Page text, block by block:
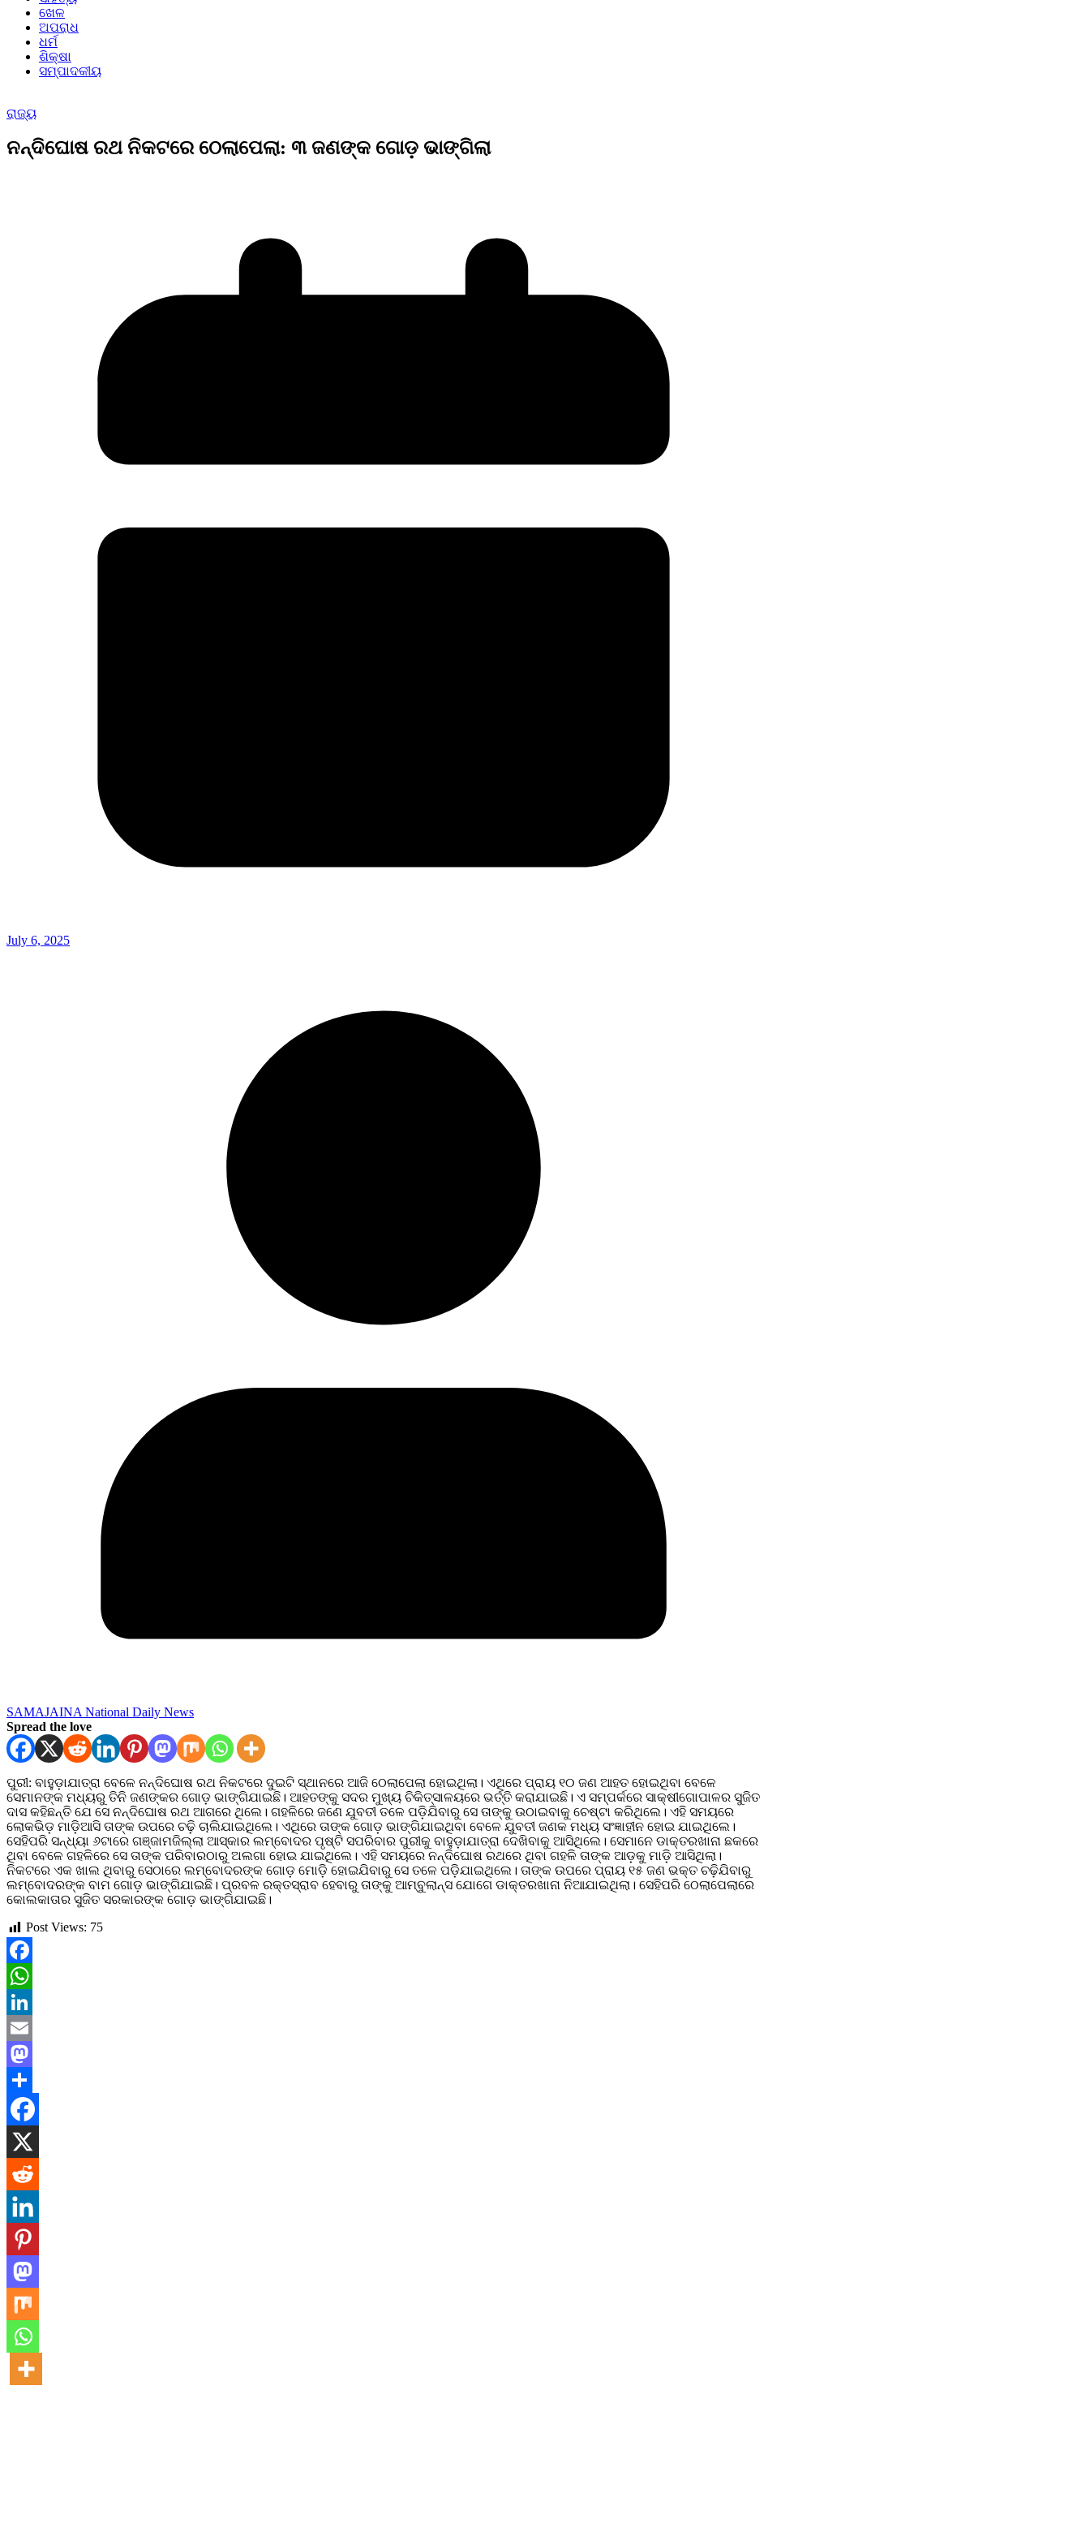
ଖେଳ
ଅପରାଧ
ଧର୍ମ
ଶିକ୍ଷା
ସମ୍ପାଦକୀୟ
ରାଜ୍ୟ
ନନ୍ଦିଘୋଷ ରଥ ନିକଟରେ ଠେଲାପେଲା: ୩ ଜଣଙ୍କ ଗୋଡ଼ ଭାଙ୍ଗିଲା
July 6, 2025
SAMAJAINA National Daily News
Spread the love
ପୁରୀ: ବାହୁଡ଼ାଯାତ୍ରା ବେଳେ ନନ୍ଦିଘୋଷ ରଥ ନିକଟରେ ଦୁଇଟି ସ୍ଥାନରେ ଆଜି ଠେଲାପେଲା ହୋଇଥିଲା। ଏଥିରେ ପ୍ରାୟ ୧୦ ଜଣ ଆହତ ହୋଇଥିବା ବେଳେ
ସେମାନଙ୍କ ମଧ୍ୟରୁ ତିନି ଜଣଙ୍କର ଗୋଡ଼ ଭାଙ୍ଗିଯାଇଛି। ଆହତଙ୍କୁ ସଦର ମୁଖ୍ୟ ଚିକିତ୍ସାଳୟରେ ଭର୍ତ୍ତି କରାଯାଇଛି। ଏ ସମ୍ପର୍କରେ ସାକ୍ଷୀଗୋପାଳର ସୁଜିତ
ଦାସ କହିଛନ୍ତି ଯେ ସେ ନନ୍ଦିଘୋଷ ରଥ ଆଗରେ ଥିଲେ। ଗହଳିରେ ଜଣେ ଯୁବତୀ ତଳେ ପଡ଼ିଯିବାରୁ ସେ ତାଙ୍କୁ ଉଠାଇବାକୁ ଚେଷ୍ଟା କରିଥିଲେ। ଏହି ସମୟରେ
ଲୋକଭିଡ଼ ମାଡ଼ିଆସି ତାଙ୍କ ଉପରେ ଚଢ଼ି ଚାଲିଯାଇଥିଲେ। ଏଥିରେ ତାଙ୍କ ଗୋଡ଼ ଭାଙ୍ଗିଯାଇଥିବା ବେଳେ ଯୁବତୀ ଜଣକ ମଧ୍ୟ ସଂଜ୍ଞାହୀନ ହୋଇ ଯାଇଥିଲେ।
ସେହିପରି ସନ୍ଧ୍ୟା ୬ଟାରେ ଗଞ୍ଜାମଜିଲ୍ଲା ଆସ୍କାର ଲମ୍ବୋଦର ପୃଷ୍ଟି ସପରିବାର ପୁରୀକୁ ବାହୁଡ଼ାଯାତ୍ରା ଦେଖିବାକୁ ଆସିଥିଲେ। ସେମାନେ ଡାକ୍ତରଖାନା ଛକରେ
ଥିବା ବେଳେ ଗହଳିରେ ସେ ତାଙ୍କ ପରିବାରଠାରୁ ଅଲଗା ହୋଇ ଯାଇଥିଲେ। ଏହି ସମୟରେ ନନ୍ଦିଘୋଷ ରଥରେ ଥିବା ଗହଳି ତାଙ୍କ ଆଡ଼କୁ ମାଡ଼ି ଆସିଥିଲା।
ନିକଟରେ ଏକ ଖାଲ ଥିବାରୁ ସେଠାରେ ଲମ୍ବୋଦରଙ୍କ ଗୋଡ଼ ମୋଡ଼ି ହୋଇଯିବାରୁ ସେ ତଳେ ପଡ଼ିଯାଇଥିଲେ। ତାଙ୍କ ଉପରେ ପ୍ରାୟ ୧୫ ଜଣ ଭକ୍ତ ଚଢ଼ିଯିବାରୁ
ଲମ୍ବୋଦରଙ୍କ ବାମ ଗୋଡ଼ ଭାଙ୍ଗିଯାଇଛି। ପ୍ରବଳ ରକ୍ତସ୍ରାବ ହେବାରୁ ତାଙ୍କୁ ଆମ୍ବୁଲାନ୍ସ ଯୋଗେ ଡାକ୍ତରଖାନା ନିଆଯାଇଥିଲା। ସେହିପରି ଠେଲାପେଲାରେ
କୋଲକାତାର ସୁଜିତ ସରକାରଙ୍କ ଗୋଡ଼ ଭାଙ୍ଗିଯାଇଛି।
Post Views: 75
Facebook
WhatsApp
LinkedIn
Email
Mastodon
Share